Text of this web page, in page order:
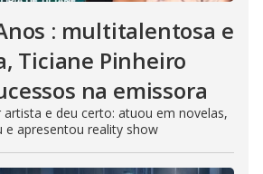
: multitalentosa e
Ticiane Pinheiro
na emissora
artista e deu certo: atuou em novelas,
e apresentou reality show